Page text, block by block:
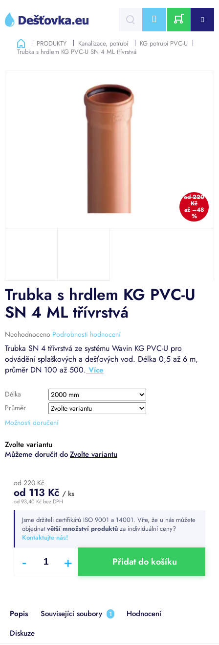
obsah
CZK
NÁKUPNÍ
DomůPRODUKTY Kanalizace, potrubí
KG potrubí PVC-U
Trubka s hrdlem KG PVC-U SN 4 ML třívrstvá
od 220
Kč
až –48
%
Délka
Průměr
Možnosti doručení
Trubka SN 4 třívrstvá ze systému Wavin KG PVC-U pro
odvádění splaškových a dešťových vod. Délka 0,5 až 6 m,
průměr DN 100 až 500.
Trubka s hrdlem KG PVC-U
SN 4 ML třívrstvá
Průměrné
hodnocení
produktu
je
0,0
5
hvězdiček.
Neohodnoceno Podrobnosti hodnocení
Zvolte variantu
Zvolte variantu
od 220 Kč
od 113 Kč / ks
od93,40 Kčbez DPH
cena:Jsme držiteli certifikátů ISO 9001 a 14001. Víte, že u nás můžete
objednat větší množství produktů za individuální ceny?
Kontaktujte nás!
Přidat do košíku
Popis Související soubory 1
Hodnocení
Diskuze